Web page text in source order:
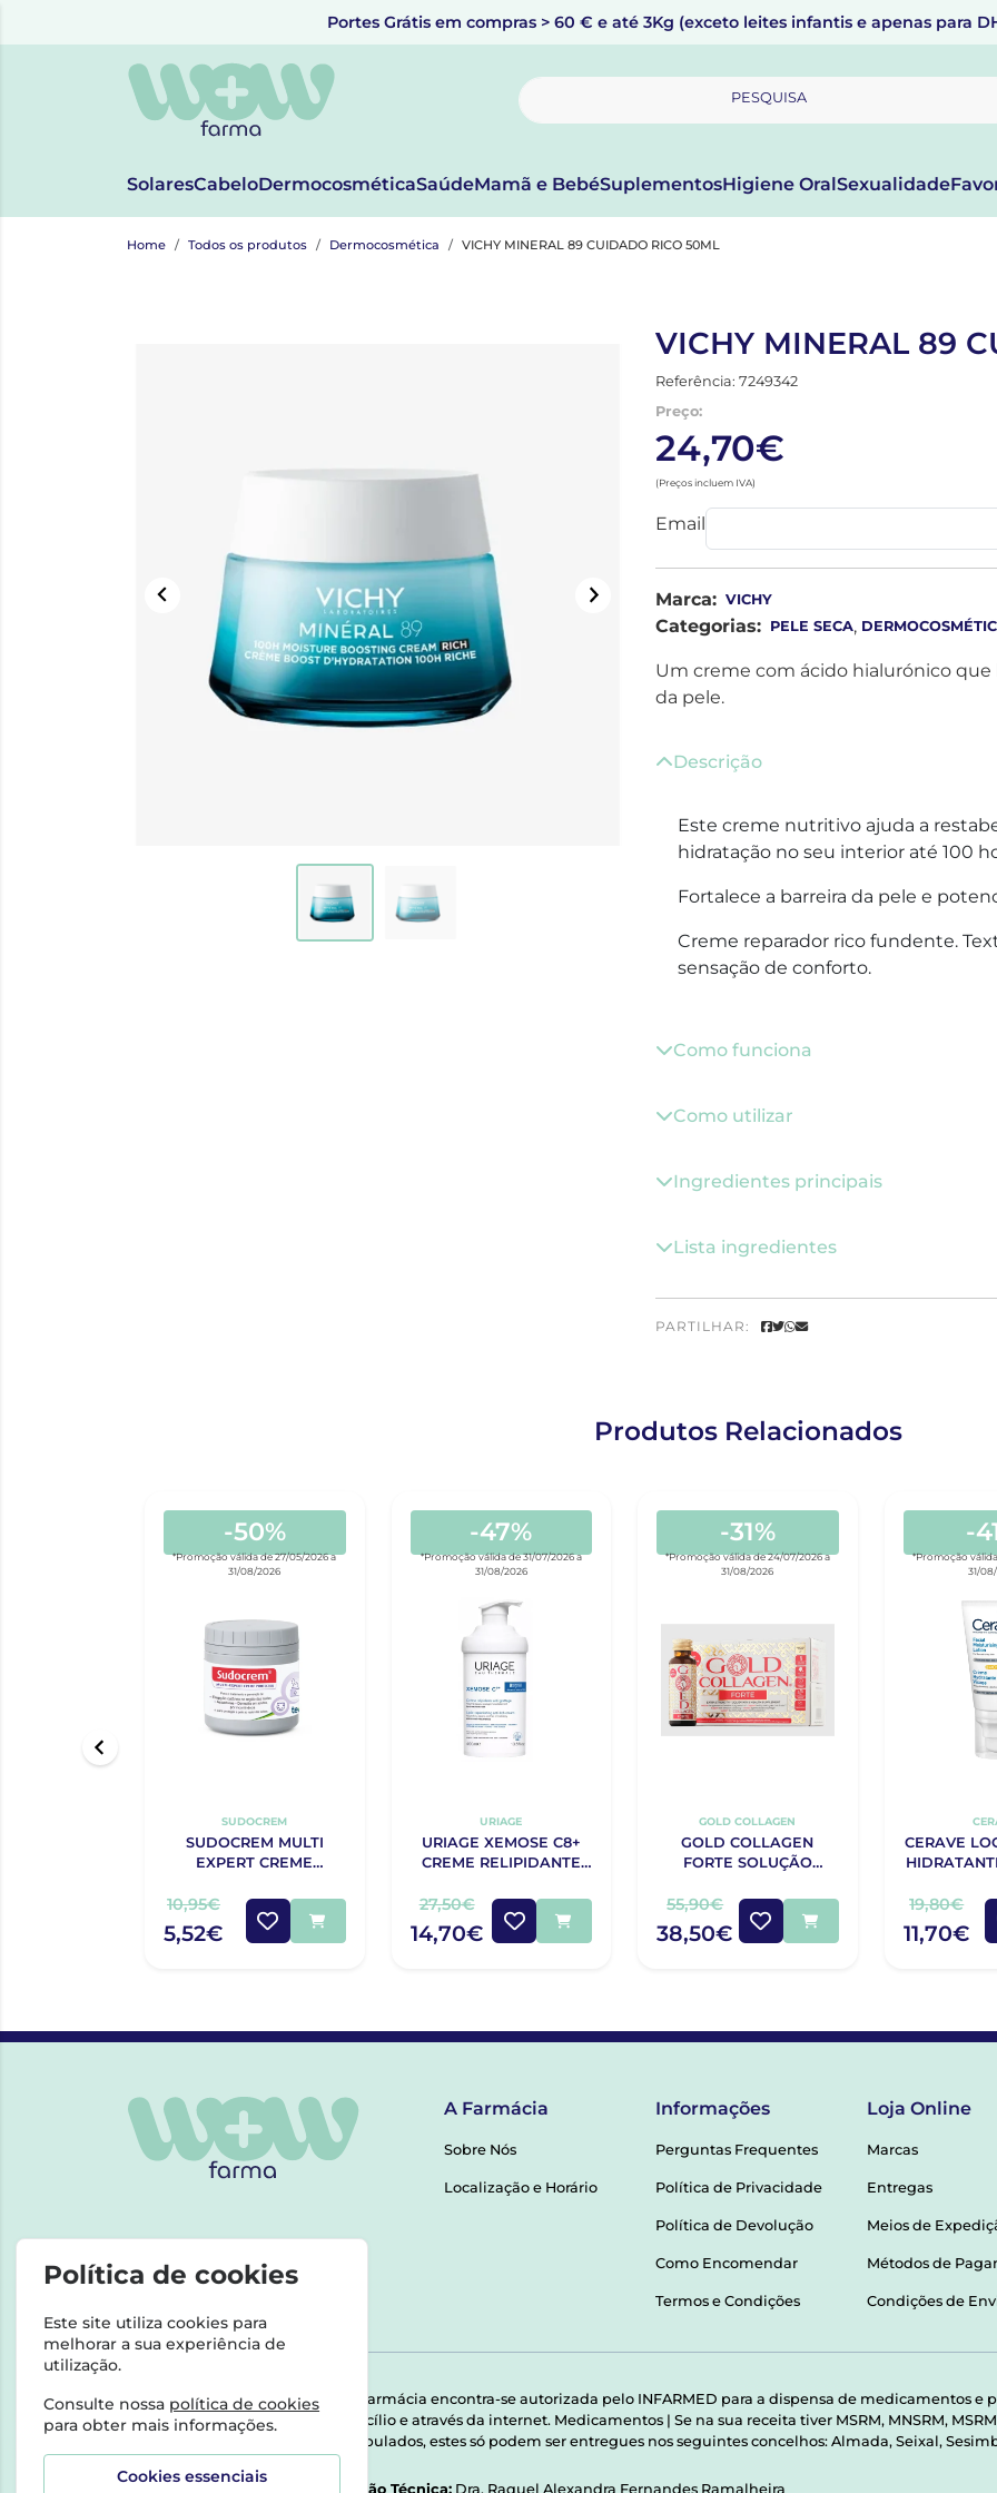
Portes Grátis em compras > 60 € e até 3Kg (exceto leites infantis e apenas para
PESQUISA
SolaresCabeloDermocosméticaSaúdeMamã e BebéSuplementosHigiene OralSexualidade
Home Todos os produtos Dermocosmética VICHY MINERAL 89 CUIDADO RICO 50ML
VICHY MINERAL 89
Referência: 7249342
Preço:
24,70€
(Preços incluem IVA)
Email
Marca: VICHY
Categorias: PELE SECA,
Um creme com ácido hialurónico que
da pele.
Descrição
Este creme nutritivo ajuda a
hidratação no seu interior até 100
Fortalece a barreira da pele e
Creme reparador rico fundente.
sensação de conforto.
Como funciona
Como utilizar
Ingredientes principais
Lista ingredientes
PARTILHAR:
Produtos Relacionados
-50%
*Promoção válida de 27/05/2026 a
31/08/2026
SUDOCREM
SUDOCREM MULTI
EXPERT CREME
10,95€
5,52€
-47%
*Promoção válida de 31/07/2026 a
31/08/2026
URIAGE
URIAGE XEMOSE C8+
CREME RELIPIDANTE
27,50€
14,70€
-31%
*Promoção válida de 24/07/2026 a
31/08/2026
GOLD COLLAGEN
GOLD COLLAGEN
FORTE SOLUÇÃO
55,90€
38,50€
-
*Promoção
31/
CERAVE
19,80€
11,70€
A Farmácia
Sobre Nós
Localização e Horário
Informações
Perguntas Frequentes
Política de Privacidade
Política de Devolução
Como Encomendar
Termos e Condições
Loja Online
Marcas
Entregas
Meios de
Métodos de
Condições de
Esta farmácia encontra-se autorizada pelo INFARMED para a dispensa de medicamentos e
domicílio e através da internet. Medicamentos | Se na sua receita tiver MSRM, MNSRM,
Manipulados, estes só podem ser entregues nos seguintes concelhos: Almada, Seixal,
Direção Técnica: Dra. Raquel Alexandra Fernandes Ramalheira
Política de cookies
Este site utiliza cookies para
melhorar a sua experiência de
utilização.
Consulte nossa política de cookies
para obter mais informações.
Cookies essenciais